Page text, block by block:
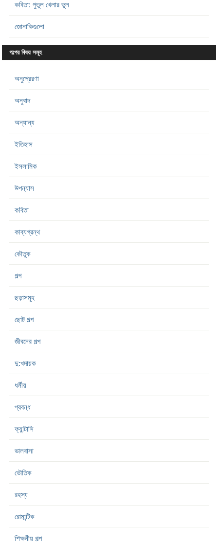
কবিতা: পুতুল খেলার ভুল
জোনাকিগুলো
গল্পের বিষয় সমূহ
অনুপ্রেরণা
অনুবাদ
অন্যান্য
ইতিহাস
ইসলামিক
উপন্যাস
কবিতা
কাব্যগ্রন্থ
কৌতুক
গল্প
ছড়াসমূহ
ছোট গল্প
জীবনের গল্প
দু:খদায়ক
ধর্মীয়
প্রবন্ধ
ফ্যান্টাসি
ভালবাসা
ভৌতিক
রহস্য
রোমান্টিক
শিক্ষনীয় গল্প